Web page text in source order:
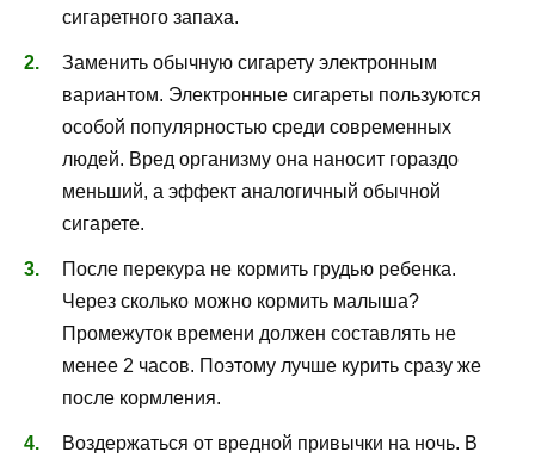
сигаретного запаха.
Заменить обычную сигарету электронным
вариантом. Электронные сигареты пользуются
особой популярностью среди современных
людей. Вред организму она наносит гораздо
меньший, а эффект аналогичный обычной
сигарете.
После перекура не кормить грудью ребенка.
Через сколько можно кормить малыша?
Промежуток времени должен составлять не
менее 2 часов. Поэтому лучше курить сразу же
после кормления.
Воздержаться от вредной привычки на ночь. В